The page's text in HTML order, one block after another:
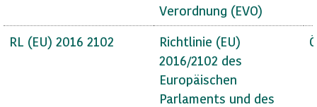
Verordnung (EVO)
RL (EU) 2016 2102
Richtlinie (EU)
2016/2102 des
Europäischen
Parlaments und des